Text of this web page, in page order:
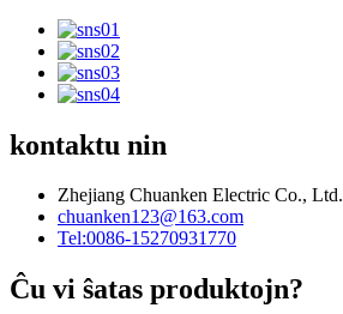
kontaktu nin
Zhejiang Chuanken Electric Co., Ltd.
chuanken123@163.com
Tel:0086-15270931770
Ĉu vi ŝatas produktojn?